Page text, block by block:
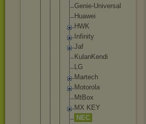
Genie-Universal
Huawei
HWK
Infinity
Jaf
KulanKendi
LG
Martech
Motorola
MtBox
MX KEY
NEC